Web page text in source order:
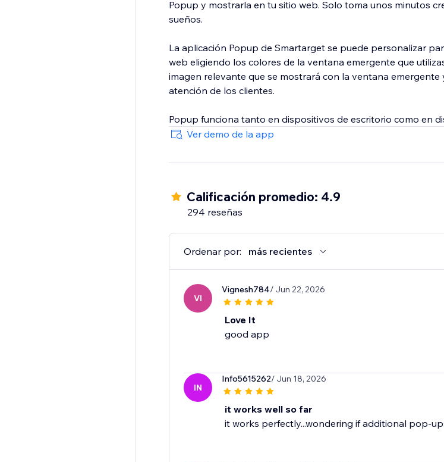
Popup y mostrarla en tu sitio web. Solo toma unos minutos
sueños.
La aplicación Popup de Smartarget se puede personalizar
web eligiendo los colores de la ventana emergente que
imagen relevante que se mostrará con la ventana emergente
atención de los clientes.
Popup funciona tanto en dispositivos de escritorio como en
Ver demo de la app
Calificación promedio: 4.9
294 reseñas
Ordenar por: más recientes
VI
Vignesh784/ Jun 22, 2026
Love It
good app
IN
Info5615262/ Jun 18, 2026
it works well so far
it works perfectly...wondering if additional pop-